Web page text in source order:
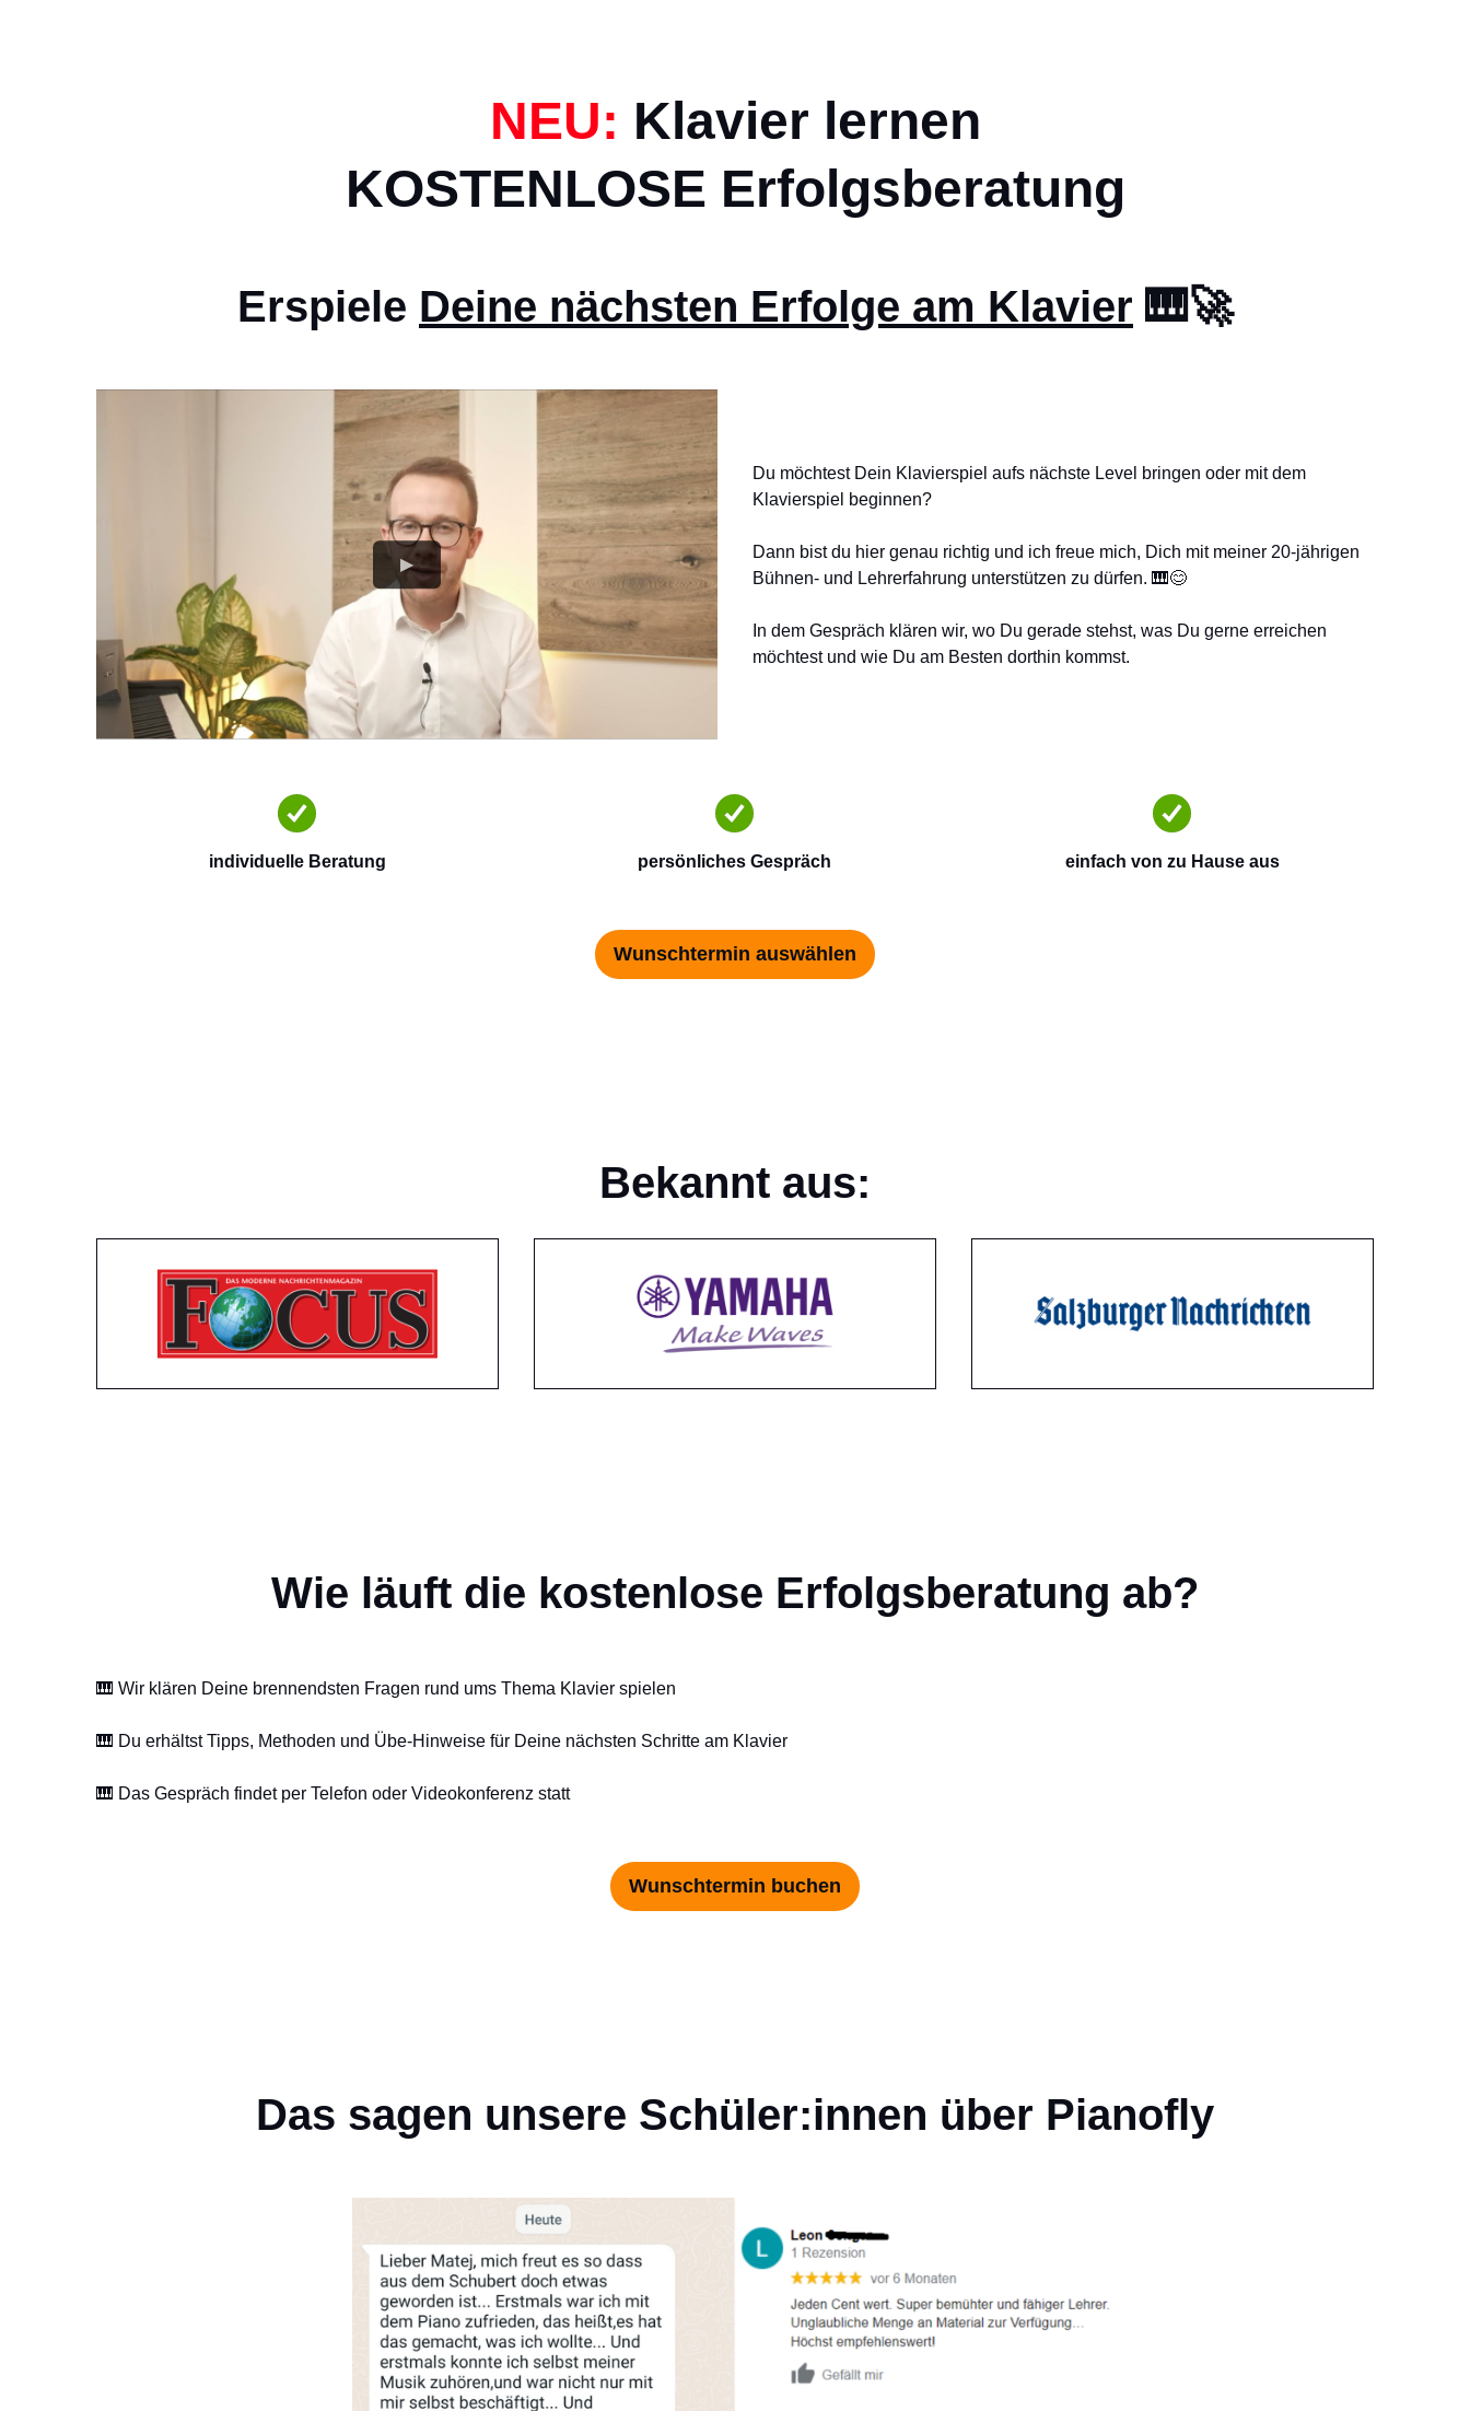
NEU: Klavier lernen
KOSTENLOSE Erfolgsberatung
Erspiele Deine nächsten Erfolge am Klavier 🎹🚀
Du möchtest Dein Klavierspiel aufs nächste Level bringen oder mit dem
Klavierspiel beginnen?
Dann bist du hier genau richtig und ich freue mich, Dich mit meiner 20-jährigen
Bühnen- und Lehrerfahrung unterstützen zu dürfen. 🎹😊
In dem Gespräch klären wir, wo Du gerade stehst, was Du gerne erreichen
möchtest und wie Du am Besten dorthin kommst.
individuelle Beratung persönliches Gespräch einfach von zu Hause aus
Wunschtermin auswählen
Bekannt aus:
Wie läuft die kostenlose Erfolgsberatung ab?
🎹 Wir klären Deine brennendsten Fragen rund ums Thema Klavier spielen
🎹 Du erhältst Tipps, Methoden und Übe-Hinweise für Deine nächsten Schritte am Klavier
🎹 Das Gespräch findet per Telefon oder Videokonferenz statt
Wunschtermin buchen
Das sagen unsere Schüler:innen über Pianofly